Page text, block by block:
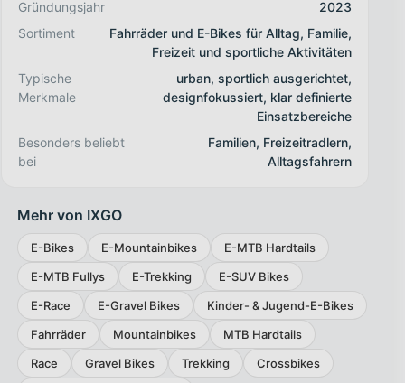
Gründungsjahr
2023
Sortiment
Fahrräder und E-Bikes für Alltag, Familie,
Freizeit und sportliche Aktivitäten
Typische
Merkmale
urban, sportlich ausgerichtet,
designfokussiert, klar definierte
Einsatzbereiche
Besonders beliebt
bei
Familien, Freizeitradlern,
Alltagsfahrern
Mehr von IXGO
E-Bikes E-Mountainbikes
E-MTB Hardtails
E-MTB Fullys
E-Trekking
E-SUV Bikes
E-Race
E-Gravel Bikes
Kinder- & Jugend-E-Bikes
Fahrräder
Mountainbikes
MTB Hardtails
Race
Gravel Bikes Trekking
Crossbikes